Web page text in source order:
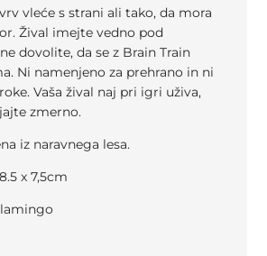
vleće s strani ali tako, da mora
Žival imejte vedno pod
dovolite, da se z Brain Train
Ni namenjeno za prehrano in ni
Vaša žival naj pri igri uživa,
zmerno.
iz naravnega lesa.
x 7,5cm